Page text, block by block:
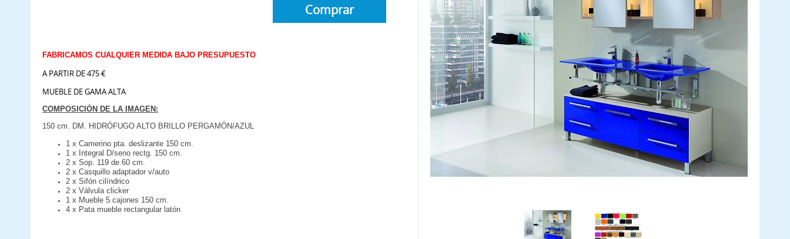
Comprar
FABRICAMOS CUALQUIER MEDIDA BAJO PRESUPUESTO
A PARTIR DE 475 €
MUEBLE DE GAMA ALTA
COMPOSICIÓN DE LA IMAGEN:
150 cm. DM. HIDRÓFUGO ALTO BRILLO PERGAMÓN/AZUL
1 x Camerino pta. deslizante 150 cm.
1 x Integral D/seno rectg. 150 cm.
2 x Sop. 119 de 60 cm.
2 x Casquillo adaptador v/auto
2 x Sifón cilíndrico
2 x Válvula clicker
1 x Mueble 5 cajones 150 cm.
4 x Pata mueble rectangular latón